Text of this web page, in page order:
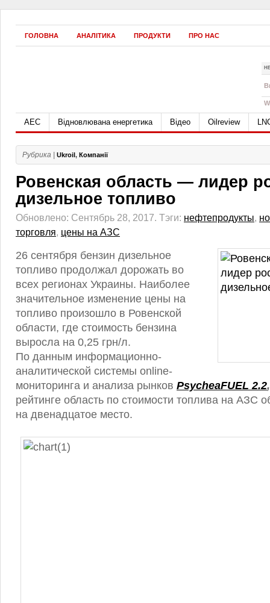
ГОЛОВНА АНАЛІТИКА ПРОДУКТИ ПРО НАС
АЕС Відновлювана енергетика Відео Oilreview
Рубрика | Ukroil, Компанії
Ровенская область — лидер
дизельное топливо
Обновлено: Сентябрь 28, 2017. Тэги: нефтепродукты,
торговля, цены на АЗС
26 сентября бензин дизельное
топливо продолжал дорожать во
всех регионах Украины. Наиболее
значительное изменение цены на
топливо произошло в Ровенской
области, где стоимость бензина
выросла на 0,25 грн/л.
По данным информационно-
аналитической системы online-
мониторинга и анализа рынков PsycheaFUEL 2.2,
рейтинге область по стоимости топлива на АЗС
на двенадцатое место.